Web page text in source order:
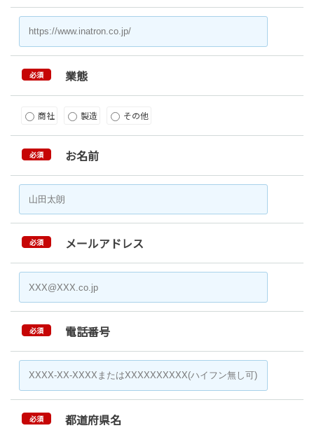
必須 業態
商社 製造 その他
必須 お名前
必須 メールアドレス
必須 電話番号
必須 都道府県名